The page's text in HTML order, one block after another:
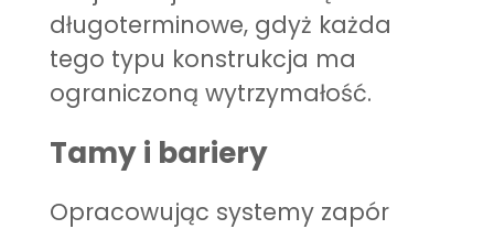
długoterminowe, gdyż każda
tego typu konstrukcja ma
ograniczoną wytrzymałość.
Tamy i bariery
Opracowując systemy zapór